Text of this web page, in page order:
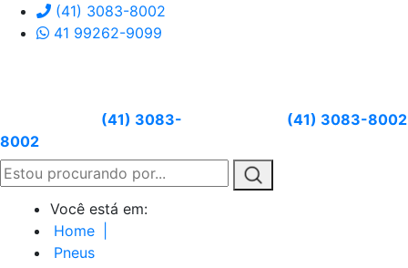
(41) 3083-8002
41 99262-9099
(41) 3083-
8002
(41) 3083-8002
Você está em:
Home
Pneus